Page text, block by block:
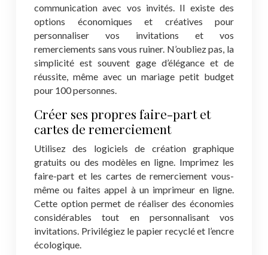
communication avec vos invités. Il existe des
options économiques et créatives pour
personnaliser vos invitations et vos
remerciements sans vous ruiner. N’oubliez pas, la
simplicité est souvent gage d’élégance et de
réussite, même avec un mariage petit budget
pour 100 personnes.
Créer ses propres faire-part et
cartes de remerciement
Utilisez des logiciels de création graphique
gratuits ou des modèles en ligne. Imprimez les
faire-part et les cartes de remerciement vous-
même ou faites appel à un imprimeur en ligne.
Cette option permet de réaliser des économies
considérables tout en personnalisant vos
invitations. Privilégiez le papier recyclé et l’encre
écologique.